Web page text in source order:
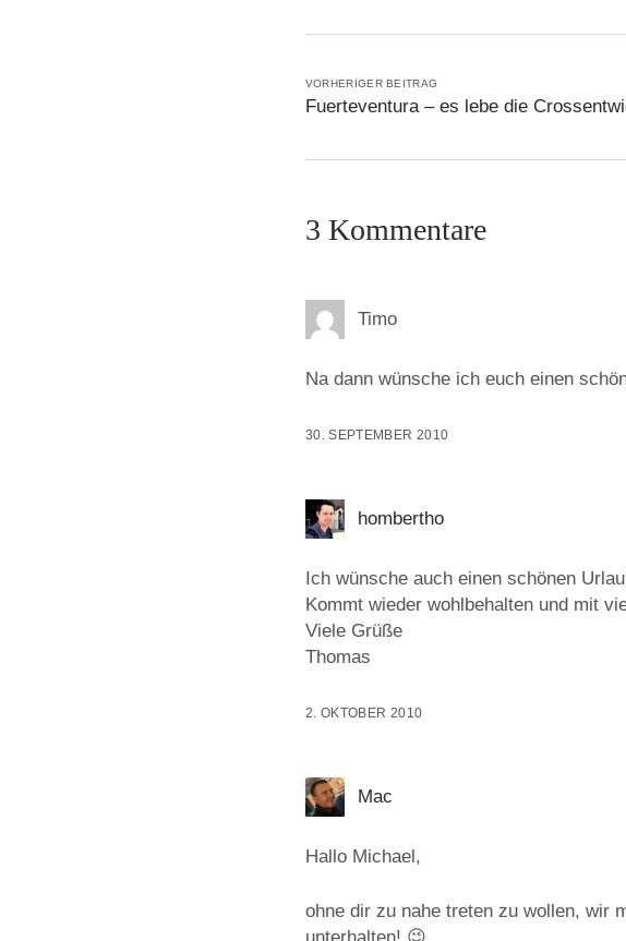
VORHERIGER BEITRAG
Fuerteventura – es lebe die
3 Kommentare
Timo
Na dann wünsche ich euch einen
30. SEPTEMBER 2010
hombertho
Ich wünsche auch einen schönen
Kommt wieder wohlbehalten und mit
Viele Grüße
Thomas
2. OKTOBER 2010
Mac
Hallo Michael,
ohne dir zu nahe treten zu wollen, wir
unterhalten! 😉